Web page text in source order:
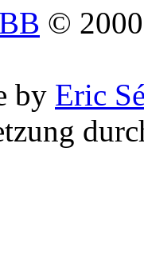
©
by Eric